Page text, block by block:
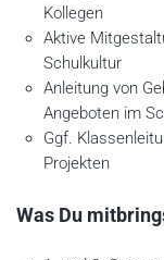
Kollegen
Aktive
Schulkultur
Anleitung von
Angeboten im
Ggf.
Projekten
Was Du